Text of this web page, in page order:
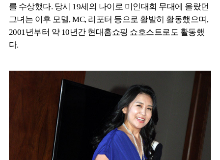
를 수상했다. 당시 19세의 나이로 미인대회 무대에 올랐던
그녀는 이후 모델, MC, 리포터 등으로 활발히 활동했으며,
2001년부터 약 10년간 현대홈쇼핑 쇼호스트로도 활동했
다.